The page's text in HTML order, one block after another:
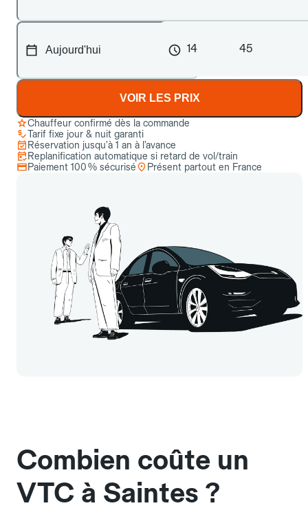
14 45
VOIR LES PRIX
Chauffeur confirmé dès la commande
Tarif fixe jour & nuit garanti
Réservation jusqu’à 1 an à l’avance
Replanification automatique si retard de vol/train
Paiement 100 % sécurisé
Présent partout en France
Combien coûte un
VTC à Saintes ?